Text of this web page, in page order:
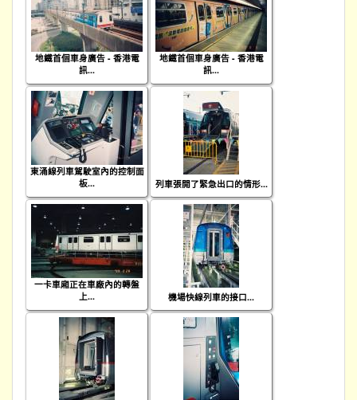
地鐵首個車身廣告 - 香港電
訊...
地鐵首個車身廣告 - 香港電
訊...
東涌線列車駕駛室內的控制面
板...
列車張開了緊急出口的情形...
一卡車廂正在車廠內的轉盤
上...
機場快線列車的接口...